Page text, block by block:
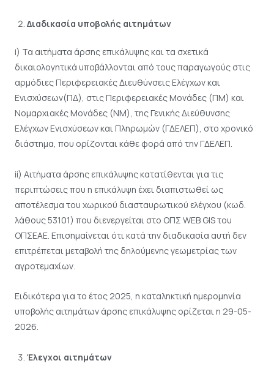
Διαδικασία υποβολής αιτημάτων
i) Τα αιτήματα άρσης επικάλυψης και τα σχετικά
δικαιολογητικά υποβάλλονται από τους παραγωγούς στις
αρμόδιες Περιφερειακές Διευθύνσεις Ελέγχων και
Ενισχύσεων(ΠΔ), στις Περιφερειακές Μονάδες (ΠΜ) και
Νομαρχιακές Μονάδες (ΝΜ), της Γενικής Διεύθυνσης
Ελέγχων Ενισχύσεων και Πληρωμών (ΓΔΕΛΕΠ), στο χρονικό
διάστημα, που ορίζονται κάθε φορά από την ΓΔΕΛΕΠ.
ii) Αιτήματα άρσης επικάλυψης κατατίθενται για τις
περιπτώσεις που η επικάλυψη έχει διαπιστωθεί ως
αποτέλεσμα του χωρικού διασταυρωτικού ελέγχου (κωδ.
λάθους 53101) που διενεργείται στο ΟΠΣ WEB GIS του
ΟΠΣΕΑΕ. Επισημαίνεται ότι κατά την διαδικασία αυτή δεν
επιτρέπεται μεταβολή της δηλούμενης γεωμετρίας των
αγροτεμαχίων.
Ειδικότερα για το έτος 2025, η καταληκτική ημερομηνία
υποβολής αιτημάτων άρσης επικάλυψης ορίζεται η 29-05-
2026.
Έλεγχοι αιτημάτων